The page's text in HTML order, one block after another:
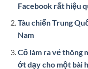
Facebook rất hiệu
Tàu chiến Trung
Nam
Cố làm ra vẻ thông
ớt dạy cho một bài